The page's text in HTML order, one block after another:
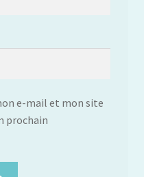
e-mail et mon site
prochain